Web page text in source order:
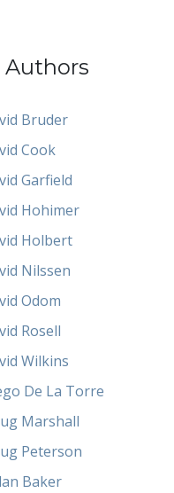
Bruder
Cook
Garfield
Hohimer
Holbert
Nilssen
Odom
Rosell
Wilkins
De La Torre
Marshall
Peterson
Baker